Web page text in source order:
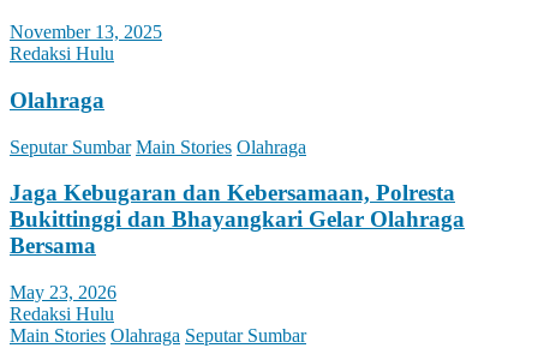
November 13, 2025
Redaksi Hulu
Olahraga
Seputar Sumbar Main Stories Olahraga
Jaga Kebugaran dan Kebersamaan, Polresta
Bukittinggi dan Bhayangkari Gelar Olahraga
Bersama
May 23, 2026
Redaksi Hulu
Main Stories Olahraga Seputar Sumbar